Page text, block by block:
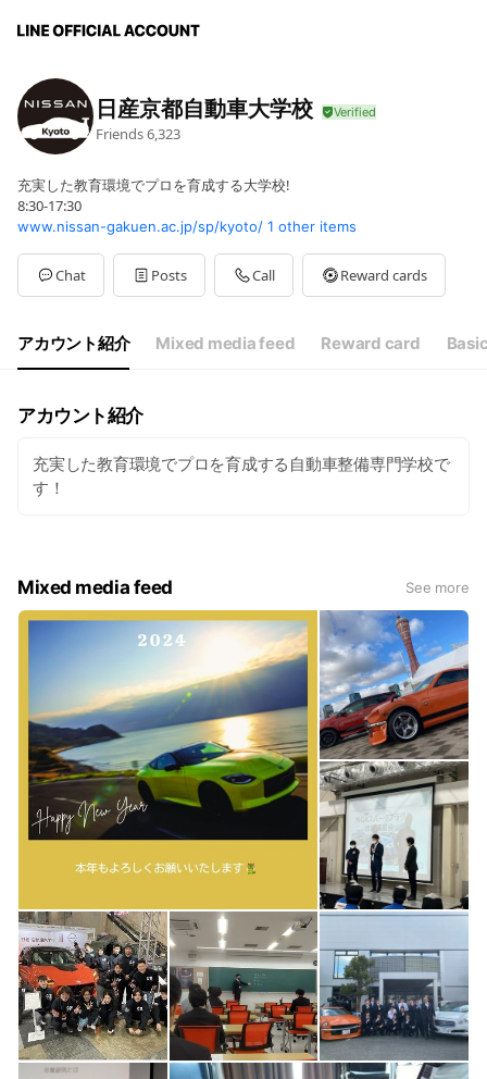
日産京都自動車大学校
Friends6,323
充実した教育環境でプロを育成する大学校!
8:30-17:30
www.nissan-gakuen.ac.jp/sp/kyoto/ 1 other items
Chat Posts Call Reward cards
アカウント紹介 Mixed media feed Reward card
アカウント紹介
充実した教育環境でプロを育成する自動車整備専門学校で
す！
Mixed media feed See more